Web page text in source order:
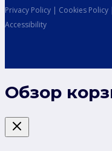
Privacy Policy | Cookies
Accessibility
Обзор